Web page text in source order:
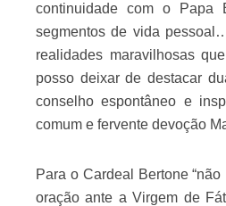
continuidade com o Papa
segmentos de vida
realidades maravilhosas
posso deixar de destacar
conselho espontâneo e
comum e fervente devoção
Para o Cardeal Bertone
oração ante a Virgem de